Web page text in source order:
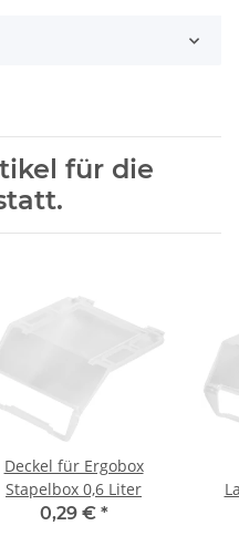
für die
Deckel für Ergobox
Stapelbox 0,6 Liter
0,29 € *